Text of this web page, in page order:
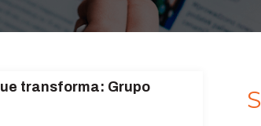
transforma: Grupo